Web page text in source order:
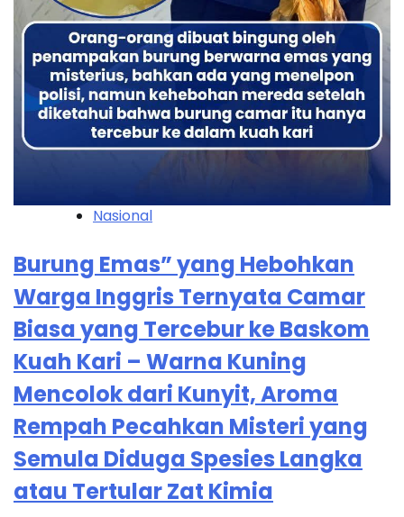
Nasional
Burung Emas” yang Hebohkan
Warga Inggris Ternyata Camar
Biasa yang Tercebur ke Baskom
Kuah Kari – Warna Kuning
Mencolok dari Kunyit, Aroma
Rempah Pecahkan Misteri yang
Semula Diduga Spesies Langka
atau Tertular Zat Kimia